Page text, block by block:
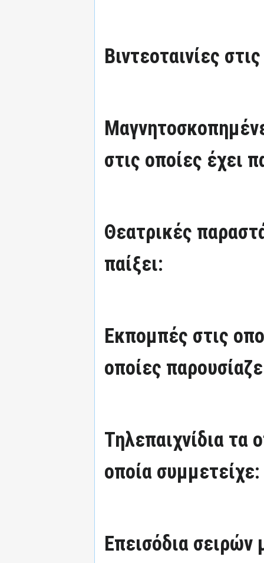
Βιντεοταινίες
στις οποίες έχει
Θεατρικές
παίξει:
Εκπομπές στις
οποίες
Τηλεπαιχνίδια τα
οποία συμμετείχε:
Επεισόδια